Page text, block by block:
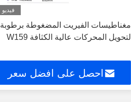
فيديو
مغناطيسات الفيريت المضغوطة برطوبة
لتحويل المحركات عالية الكثافة W159
احصل على افضل سعر